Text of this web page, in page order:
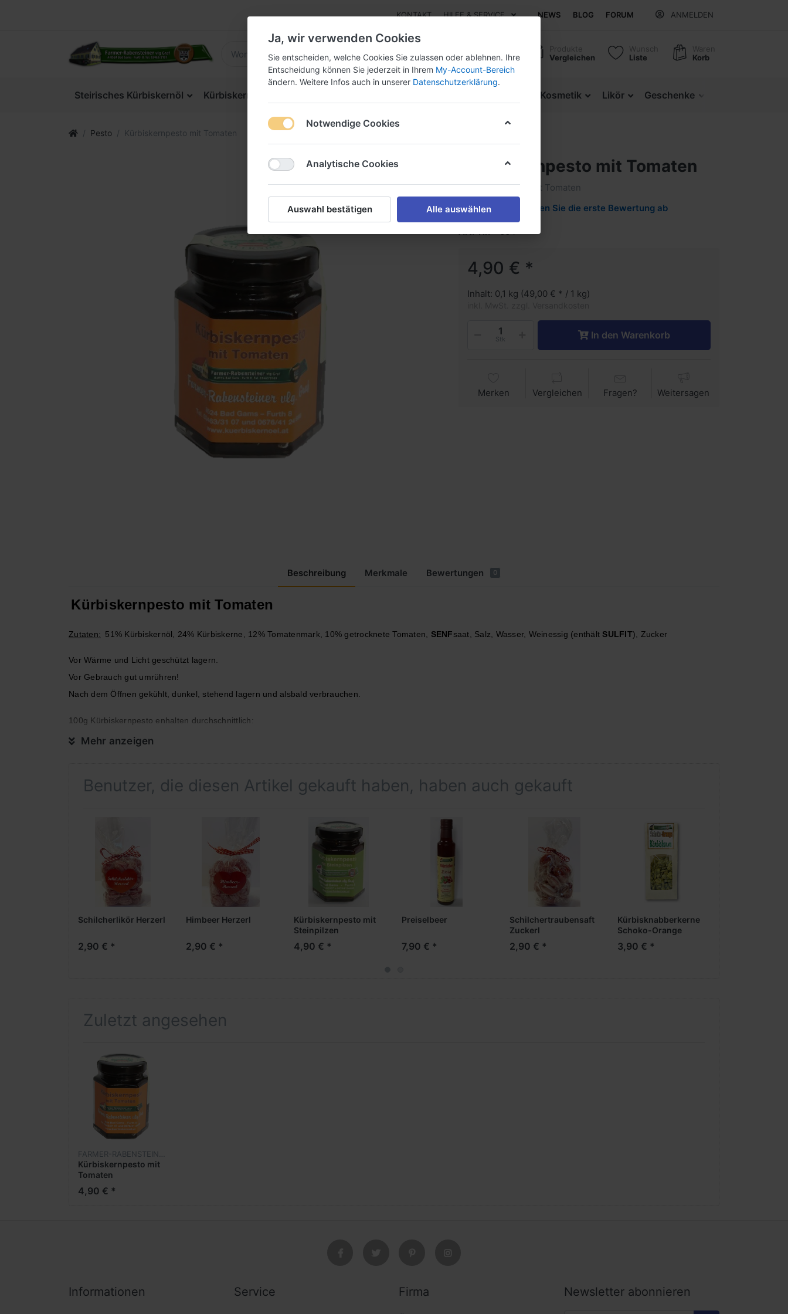
KONTAKT HILFE & SERVICE NEWS BLOG FORUM ANMELDEN
Produkte
Vergleichen
Wunsch
Liste
Waren
Korb
Steirisches Kürbiskernöl Kürbiskerne Kosmetik Likör Geschenke
Pesto Kürbiskernpesto mit Tomaten
Kürbiskernpesto mit Tomaten
Kürbiskernpesto mit Tomaten
Geben Sie die erste Bewertung ab
4,90 € *
Inhalt: 0,1 kg (49,00 € * / 1 kg)
Stk In den Warenkorb
Merken Vergleichen Fragen? Weitersagen
Beschreibung Merkmale Bewertungen 0
Kürbiskernpesto mit Tomaten
Zutaten: 51% Kürbiskernöl, 24% Kürbiskerne, 12% Tomatenmark, 10% getrocknete Tomaten, SENFsaat, Salz, Wasser, Weinessig (enthält SULFIT), Zucker
Vor Wärme und Licht geschützt lagern.
Vor Gebrauch gut umrühren!
Nach dem Öffnen gekühlt, dunkel, stehend lagern und alsbald verbrauchen.
100g Kürbiskernpesto enhalten durchschnittlich:
Fett 63g
Kohlenhydrate
- davon Zucker
Salz
Mehr anzeigen
Benutzer, die diesen Artikel gekauft haben, haben auch gekauft
Schilcherlikör Herzerl
2,90 € *
Himbeer Herzerl
2,90 € *
Kürbiskernpesto mit
Steinpilzen
4,90 € *
Preiselbeer
7,90 € *
Schilchertraubensaft
Zuckerl
2,90 € *
Kürbisknabberkerne
Schoko-Orange
3,90 € *
Zuletzt angesehen
Kürbiskernpesto mit
Tomaten
4,90 € *
Informationen Service Firma Newsletter abonnieren
Ja, wir verwenden Cookies
Sie entscheiden, welche Cookies Sie zulassen oder ablehnen. Ihre
Entscheidung können Sie jederzeit in Ihrem My-Account-Bereich
ändern. Weitere Infos auch in unserer Datenschutzerklärung.
Notwendige Cookies
Analytische Cookies
Auswahl bestätigen Alle auswählen